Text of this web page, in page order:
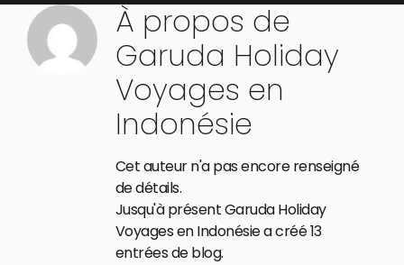
À propos de
Garuda Holiday
Voyages en
Indonésie
Cet auteur n'a pas encore renseigné
de détails.
Jusqu'à présent Garuda Holiday
Voyages en Indonésie a créé 13
entrées de blog.